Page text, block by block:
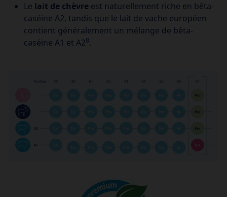
Le lait de chèvre est naturellement riche en bêta-
caséine A2, tandis que le lait de vache européen
contient généralement un mélange de bêta-
caséine A1 et A28.